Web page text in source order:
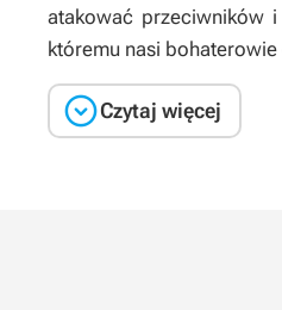
atakować przeciwników
któremu nasi
Czytaj więcej